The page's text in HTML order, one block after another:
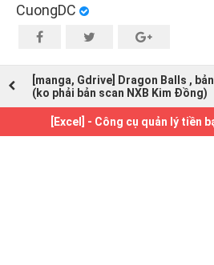
CuongDC
[manga, Gdrive] Dragon Balls ,
(ko phải bản scan NXB Kim Đồng)
[Excel] - Công cụ quản lý tiền